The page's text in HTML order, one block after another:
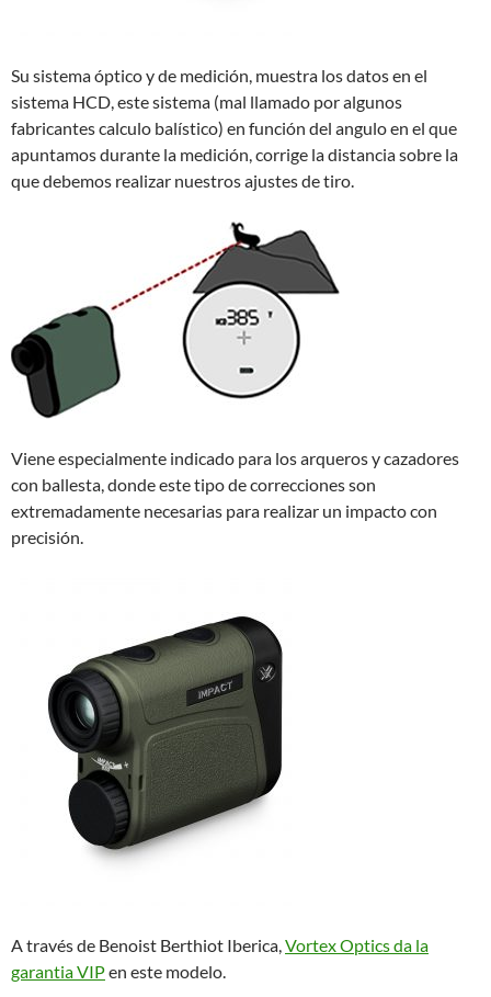
Su sistema óptico y de medición, muestra los datos en el
sistema HCD, este sistema (mal llamado por algunos
fabricantes calculo balístico) en función del angulo en el que
apuntamos durante la medición, corrige la distancia sobre la
que debemos realizar nuestros ajustes de tiro.
Viene especialmente indicado para los arqueros y cazadores
con ballesta, donde este tipo de correcciones son
extremadamente necesarias para realizar un impacto con
precisión.
A través de Benoist Berthiot Iberica,Vortex Optics da la
garantia VIPen este modelo.